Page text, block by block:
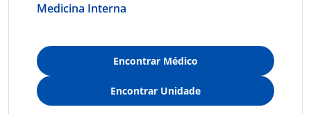
Medicina Interna
Encontrar Médico
Encontrar Unidade